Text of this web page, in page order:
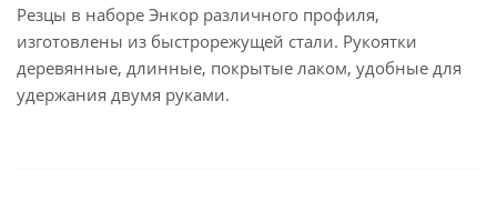
Резцы в наборе Энкор различного профиля,
изготовлены из быстрорежущей стали. Рукоятки
деревянные, длинные, покрытые лаком, удобные для
удержания двумя руками.